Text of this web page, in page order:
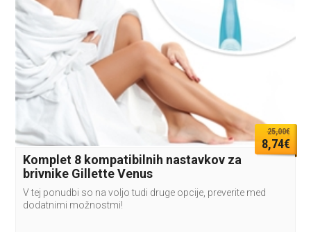
25,00€
8,74€
Komplet 8 kompatibilnih nastavkov za
brivnike Gillette Venus
V tej ponudbi so na voljo tudi druge opcije, preverite med
dodatnimi možnostmi!